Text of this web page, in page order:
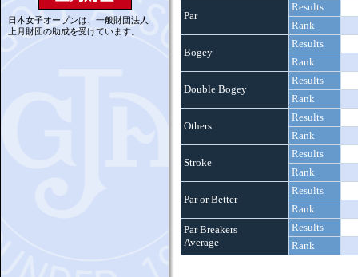
日本女子オープンは、一般財団法人
上月財団の助成を受けています。
Par
Results
Rank
Bogey
Results
Rank
Double Bogey
Results
Rank
Others
Results
Rank
Stroke
Results
Rank
Par or Better
Results
Rank
Par Breakers
Average
Results
Rank